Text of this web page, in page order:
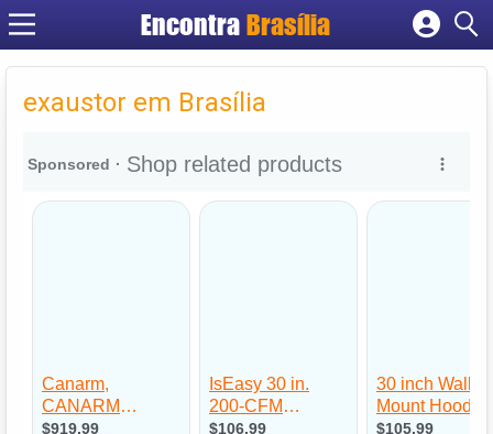
EncontraBrasília
Cadastrar empresa
Criar conta
exaustor em Brasília